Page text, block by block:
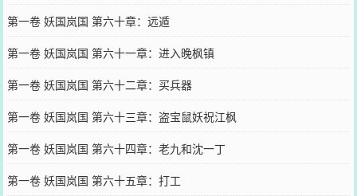
第一卷 妖国岚国 第六十章：远遁
第一卷 妖国岚国 第六十一章：进入晚枫镇
第一卷 妖国岚国 第六十二章：买兵器
第一卷 妖国岚国 第六十三章：盗宝鼠妖祝江枫
第一卷 妖国岚国 第六十四章：老九和沈一丁
第一卷 妖国岚国 第六十五章：打工